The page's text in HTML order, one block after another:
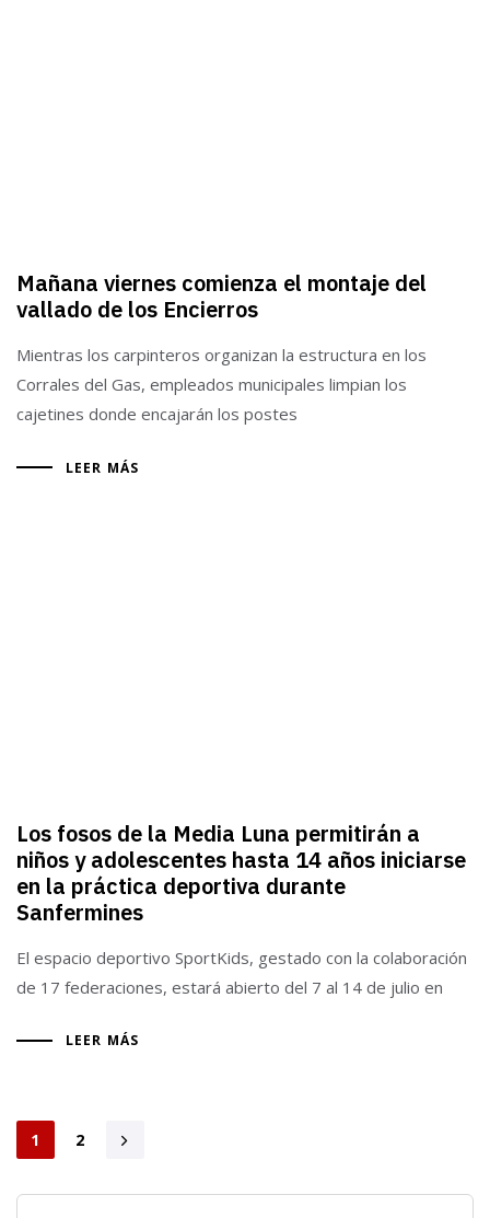
Mañana viernes comienza el montaje del
vallado de los Encierros
Mientras los carpinteros organizan la estructura en los
Corrales del Gas, empleados municipales limpian los
cajetines donde encajarán los postes
LEER MÁS
Los fosos de la Media Luna permitirán a
niños y adolescentes hasta 14 años iniciarse
en la práctica deportiva durante
Sanfermines
El espacio deportivo SportKids, gestado con la colaboración
de 17 federaciones, estará abierto del 7 al 14 de julio en
LEER MÁS
1 2